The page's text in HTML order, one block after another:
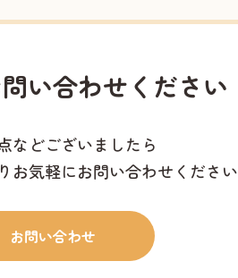
い合わせください
などございましたら
お気軽にお問い合わせください
お問い合わせ